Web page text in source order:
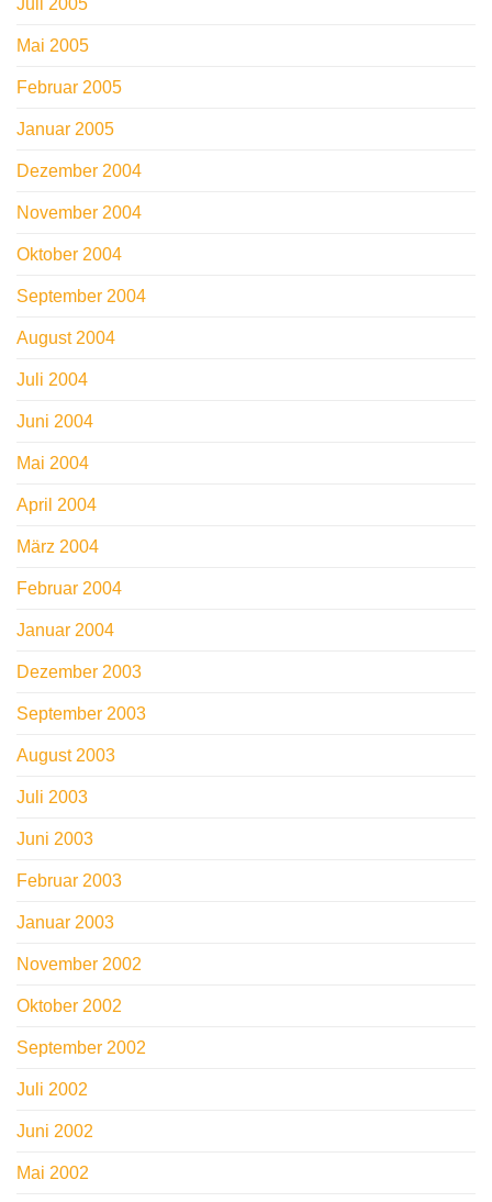
Juli 2005
Mai 2005
Februar 2005
Januar 2005
Dezember 2004
November 2004
Oktober 2004
September 2004
August 2004
Juli 2004
Juni 2004
Mai 2004
April 2004
März 2004
Februar 2004
Januar 2004
Dezember 2003
September 2003
August 2003
Juli 2003
Juni 2003
Februar 2003
Januar 2003
November 2002
Oktober 2002
September 2002
Juli 2002
Juni 2002
Mai 2002